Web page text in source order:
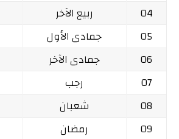
04
ربيع الآخر
05
جمادى الأول
06
جمادى الآخر
07
رجب
08
شعبان
09
رمضان